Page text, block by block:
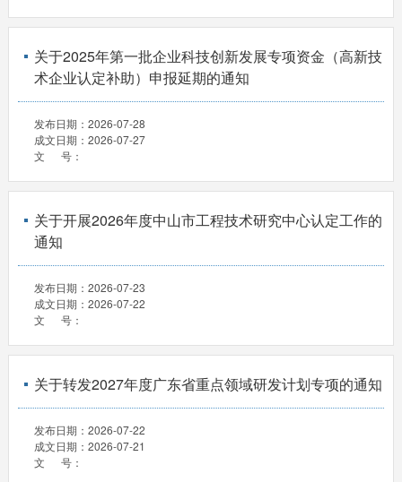
关于2025年第一批企业科技创新发展专项资金（高新技
术企业认定补助）申报延期的通知
发布日期： 2026-07-28
成文日期： 2026-07-27
文 号：
关于开展2026年度中山市工程技术研究中心认定工作的
通知
发布日期： 2026-07-23
成文日期： 2026-07-22
文 号：
关于转发2027年度广东省重点领域研发计划专项的通知
发布日期： 2026-07-22
成文日期： 2026-07-21
文 号：